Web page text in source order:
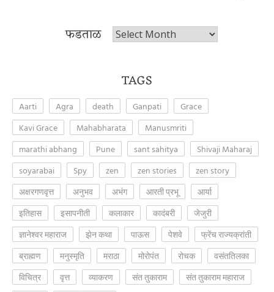
फडताळ फडताळ
TAGS
Aarti Agra death Ganpati
Grace
Kavi Grace
Mahabharata
Manusmriti
marathi abhang
Pune sant sahitya
Shivaji Maharaj
soyarabai
Spy zen zen stories
zen story
अक्षरगणवृत्त
अनुभव अभंग आरती प्रभू
आर्या
इतिहास
इसापनीती कलाकार कादंबरी
जेजुरी
ज्ञानेश्वर महाराज
झेन कथा पाऊस पेशवे
फ्रेंच राज्यक्रांती
ब्राह्मण
मनुस्मृति मराठा मोरोपंत रोचक
वसंततिलका
विचित्र
वृत्त व्याकरण संत तुकाराम
संत तुकाराम महाराज